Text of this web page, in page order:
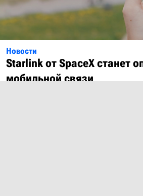
Новости
Starlink от SpaceX станет
мобильной связи